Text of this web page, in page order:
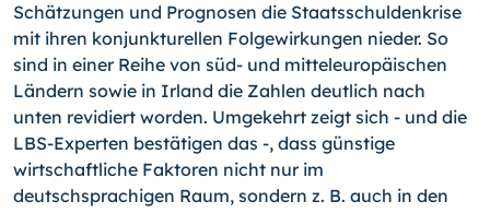
Schätzungen und Prognosen die Staatsschuldenkrise
mit ihren konjunkturel­len Folgewirkungen nieder. So
sind in einer Reihe von süd- und mitteleuropäischen
Ländern sowie in Irland die Zahlen deutlich nach
unten revidiert worden. Umgekehrt zeigt sich - und die
LBS-Experten bestätigen das -, dass günstige
wirtschaftliche Faktoren nicht nur im
deutschsprachigen Raum, sondern z. B. auch in den